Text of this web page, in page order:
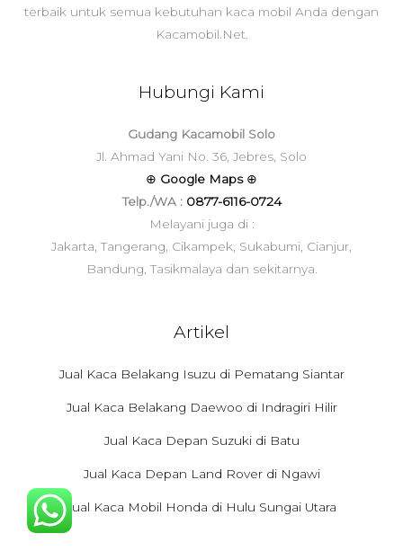
terbaik untuk semua kebutuhan kaca mobil Anda dengan
Kacamobil.Net.
Hubungi Kami
Gudang Kacamobil Solo
Jl. Ahmad Yani No. 36, Jebres, Solo
⊕ Google Maps ⊕
Telp./WA : 0877-6116-0724
Melayani juga di :
Jakarta, Tangerang, Cikampek, Sukabumi, Cianjur,
Bandung, Tasikmalaya dan sekitarnya.
Artikel
Jual Kaca Belakang Isuzu di Pematang Siantar
Jual Kaca Belakang Daewoo di Indragiri Hilir
Jual Kaca Depan Suzuki di Batu
Jual Kaca Depan Land Rover di Ngawi
Jual Kaca Mobil Honda di Hulu Sungai Utara